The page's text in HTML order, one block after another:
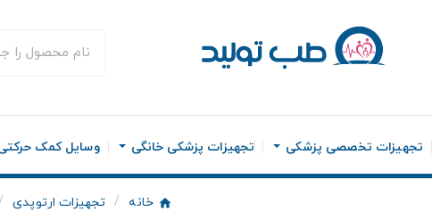
تجهیزات تخصصی پزشکی تجهیزات پزشکی خانگی وسایل کمک
خانه تجهیزات ارتوپدی